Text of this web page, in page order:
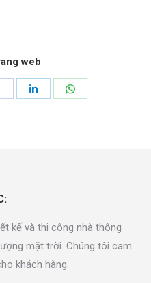
web
kế và thi công nhà thông
mặt trời. Chúng tôi cam
khách hàng.